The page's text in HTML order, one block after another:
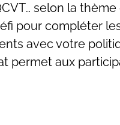
selon la thème
pour compléter
avec votre
permet aux